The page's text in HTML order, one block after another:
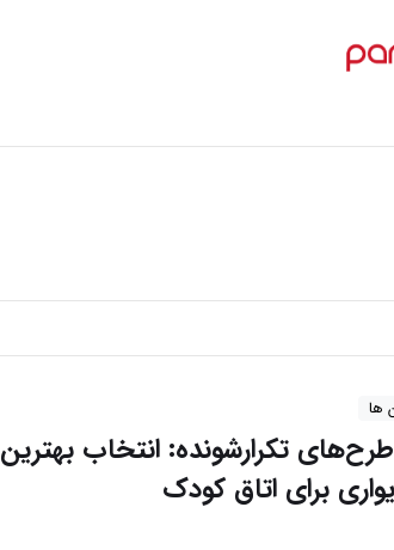
ها
تکرارشونده: انتخاب بهترین
برای اتاق کودک